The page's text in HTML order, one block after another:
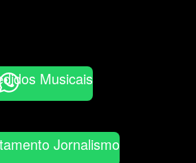
Musicais
Jornalismo